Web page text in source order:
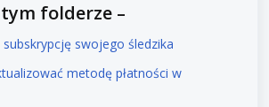
folderze –
subskrypcję swojego śledzika
metodę płatności w